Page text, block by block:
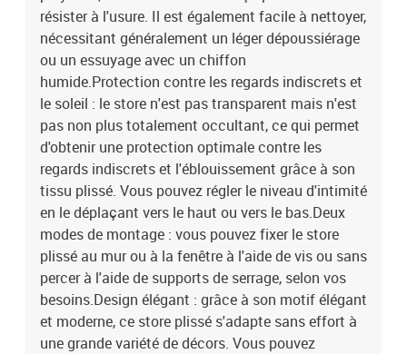
résister à l'usure. Il est également facile à nettoyer,
nécessitant généralement un léger dépoussiérage
ou un essuyage avec un chiffon
humide.Protection contre les regards indiscrets et
le soleil : le store n'est pas transparent mais n'est
pas non plus totalement occultant, ce qui permet
d'obtenir une protection optimale contre les
regards indiscrets et l'éblouissement grâce à son
tissu plissé. Vous pouvez régler le niveau d'intimité
en le déplaçant vers le haut ou vers le bas.Deux
modes de montage : vous pouvez fixer le store
plissé au mur ou à la fenêtre à l'aide de vis ou sans
percer à l'aide de supports de serrage, selon vos
besoins.Design élégant : grâce à son motif élégant
et moderne, ce store plissé s'adapte sans effort à
une grande variété de décors. Vous pouvez